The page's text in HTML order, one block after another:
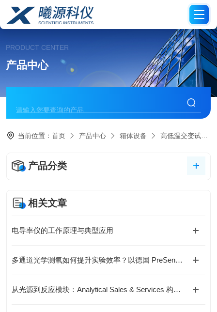
PRODUCT CENTER
产品中心
当前位置：首页 产品中心 箱体设备 高低温交变试验箱
产品分类
相关文章
电导率仪的工作原理与典型应用
多通道光学测氧如何提升实验效率？以德国 PreSens OXY-4 SMA 为例
从光源到反应模块：Analytical Sales & Services 构建标准化光化学实验体系